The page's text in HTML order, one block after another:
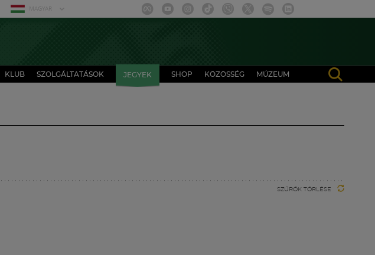
MAGYAR
KLUB SZOLGÁLTATÁSOK JEGYEK SHOP KÖZÖSSÉG MÚZEUM
SZŰRŐK TÖRLÉSE